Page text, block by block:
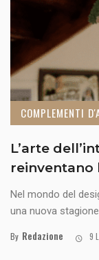
COMPLEMENTI
L’arte
reinventano
Nel mondo del
una nuova
By Redazione 9